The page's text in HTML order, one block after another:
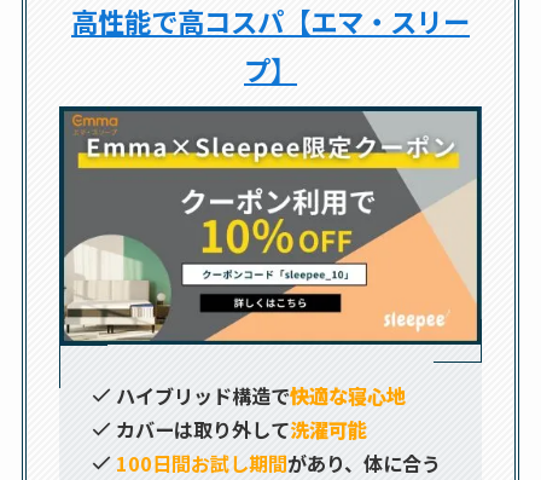
高性能で高コスパ【エマ・スリー
プ】
ハイブリッド構造で快適な寝心地
カバーは取り外して洗濯可能
100日間お試し期間があり、体に合う